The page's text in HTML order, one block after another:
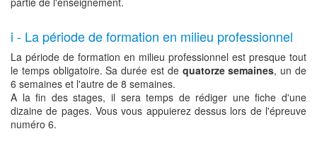
i - La période de formation en milieu professionnel
La période de formation en milieu professionnel est presque tout
le temps obligatoire. Sa durée est de quatorze semaines, un de
6 semaines et l'autre de 8 semaines.
A la fin des stages, il sera temps de rédiger une fiche d'une
dizaine de pages. Vous vous appuierez dessus lors de l'épreuve
numéro 6.